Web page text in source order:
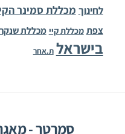
לחינוך מכללת סמינר
צפת מכללת קיי מכללת שנקר
בישראל ת.אחר
סמרטר -